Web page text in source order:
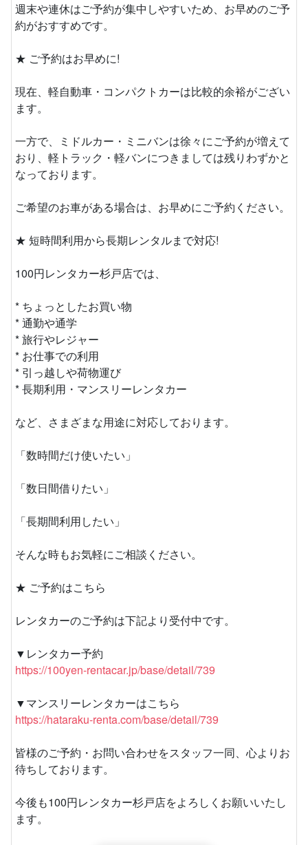
週末や連休はご予約が集中しやすいため、お早めのご予
約がおすすめです。
★ ご予約はお早めに!
現在、軽自動車・コンパクトカーは比較的余裕がござい
ます。
一方で、ミドルカー・ミニバンは徐々にご予約が増えて
おり、軽トラック・軽バンにつきましては残りわずかと
なっております。
ご希望のお車がある場合は、お早めにご予約ください。
★ 短時間利用から長期レンタルまで対応!
100円レンタカー杉戸店では、
* ちょっとしたお買い物
* 通勤や通学
* 旅行やレジャー
* お仕事での利用
* 引っ越しや荷物運び
* 長期利用・マンスリーレンタカー
など、さまざまな用途に対応しております。
「数時間だけ使いたい」
「数日間借りたい」
「長期間利用したい」
そんな時もお気軽にご相談ください。
★ ご予約はこちら
レンタカーのご予約は下記より受付中です。
▼レンタカー予約
https://100yen-rentacar.jp/base/detail/739
▼マンスリーレンタカーはこちら
https://hataraku-renta.com/base/detail/739
皆様のご予約・お問い合わせをスタッフ一同、心よりお
待ちしております。
今後も100円レンタカー杉戸店をよろしくお願いいたし
ます。